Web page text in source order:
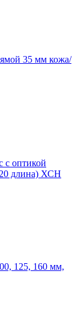
35 мм кожа/
с оптикой
длина) ХСН
125, 160 мм,